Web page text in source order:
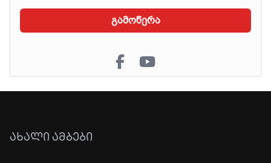
გამოწერა
ᲐᲮᲐᲚᲘ ᲐᲛᲑᲔᲑᲘ